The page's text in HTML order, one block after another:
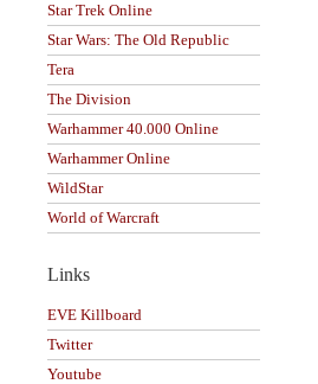
Star Trek Online
Star Wars: The Old Republic
Tera
The Division
Warhammer 40.000 Online
Warhammer Online
WildStar
World of Warcraft
Links
EVE Killboard
Twitter
Youtube